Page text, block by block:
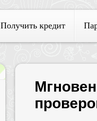
Получить кредит